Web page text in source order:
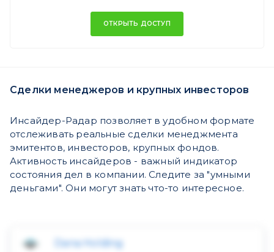
ОТКРЫТЬ ДОСТУП
Сделки менеджеров и крупных инвесторов
Инсайдер-Радар позволяет в удобном формате
отслеживать реальные сделки менеджмента
эмитентов, инвесторов, крупных фондов.
Активность инсайдеров - важный индикатор
состояния дел в компании. Следите за "умными
деньгами". Они могут знать что-то интересное.
Dana Holding